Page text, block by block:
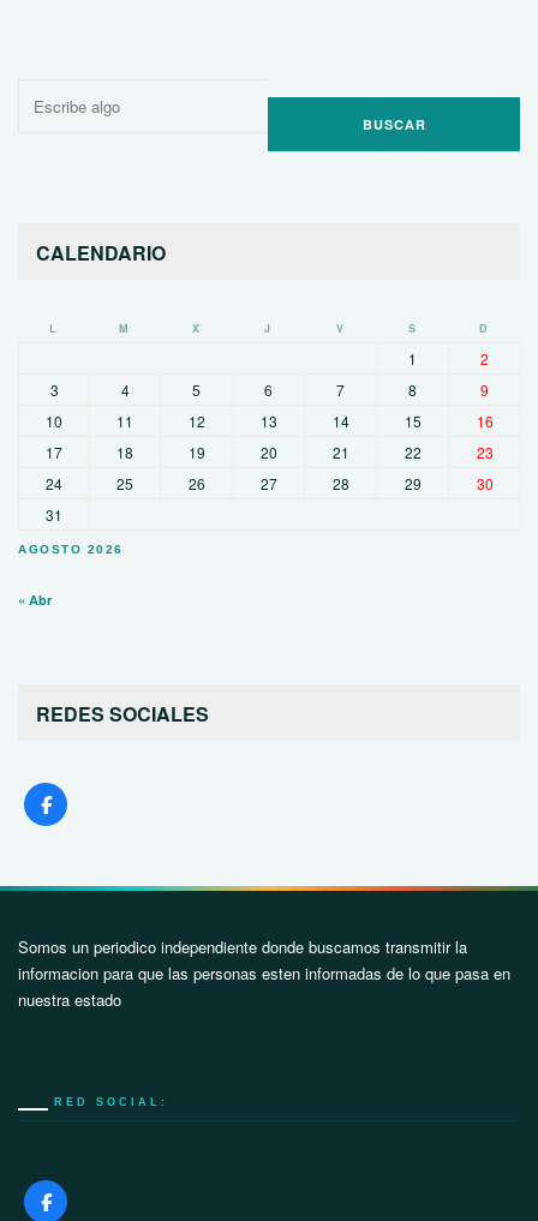
Buscar
CALENDARIO
AGOSTO 2026
L M X J V S D
1
2
3
4 5 6 7 8
9
10
11 12 13 14 15
16
17
18 19 20 21 22
23
24
25 26 27 28 29
30
31
« Abr
REDES SOCIALES
Somos un periodico independiente donde buscamos transmitir la
informacion para que las personas esten informadas de lo que pasa en
nuestra estado
RED SOCIAL: